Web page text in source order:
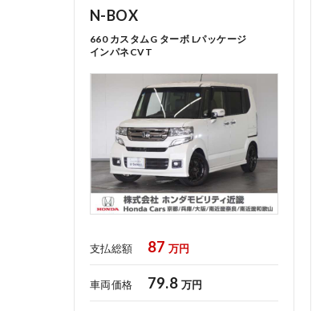
コーポレートサイト
点検・整備のご予約
各店舗へのお問い合わせ
N-BOX
660 カスタムG ターボ Lパッケージ
インパネCVT
支払総額 87 万円
車両価格 79.8 万円